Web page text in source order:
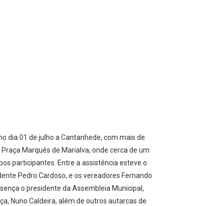
dia 01 de julho a Cantanhede, com mais de
Marquês de Marialva, onde cerca de um
participantes. Entre a assistência esteve o
Pedro Cardoso, e os vereadores Fernando
o presidente da Assembleia Municipal,
Nuno Caldeira, além de outros autarcas de